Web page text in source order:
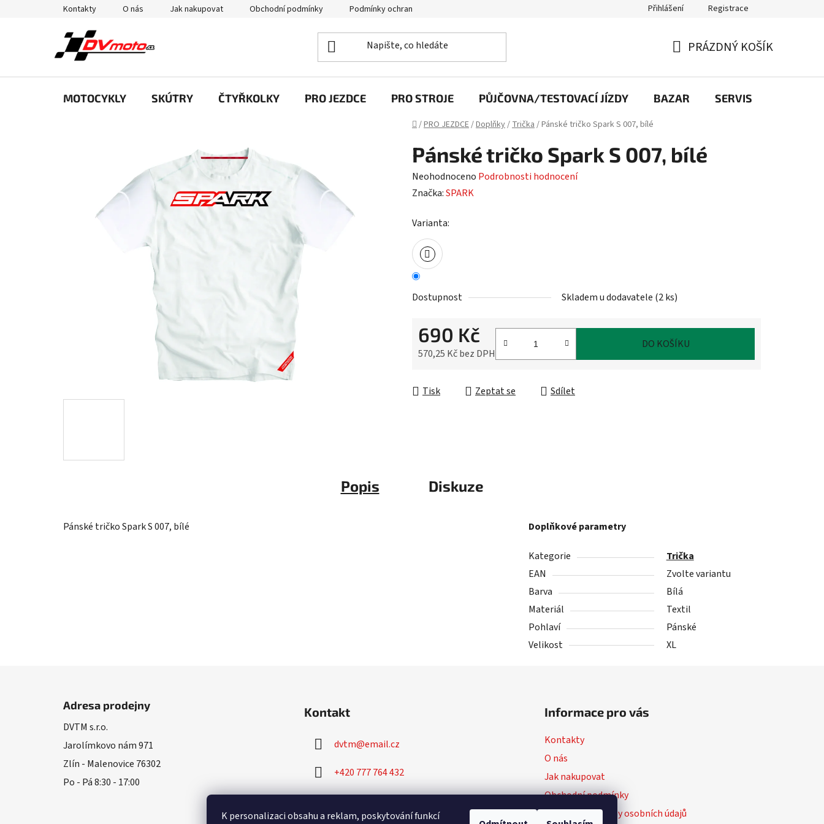
K personalizaci obsahu a reklam, poskytování funkcí
Kontakty O nás Jak nakupovat Obchodní podmínky Podmínky ochrany osobních údajů Přihlášení Registrace
KOŠÍK
PRÁZDNÝ KOŠÍK
MOTOCYKLY SKÚTRY ČTYŘKOLKY PRO JEZDCE PRO STROJE PŮJČOVNA/TESTOVACÍ JÍZDY BAZAR SERVIS
Domů
/PRO JEZDCE/Doplňky/Trička/Pánské tričko Spark S 007, bílé
Pánské tričko Spark S 007, bílé
Průměrné
hodnocení
je
0,0
z
5
hvězdiček.
Neohodnoceno Podrobnosti hodnocení
Značka:SPARK
Varianta:
Dostupnost Skladem u dodavatele (2 ks)
690 Kč
570,25 Kč bez DPH
DO KOŠÍKU
Tisk Zeptat se Sdílet
Popis Diskuze
Pánské tričko Spark S 007, bílé Doplňkové parametry
Kategorie
Trička
EAN
Zvolte variantu
Barva
Bílá
Materiál
Textil
Pohlaví
Pánské
Velikost
XL
Adresa prodejny
DVTM s.r.o.
Jarolímkovo nám 971
Zlín - Malenovice 76302
Po - Pá 8:30 - 17:00
Kontakt
dvtm@email.cz
+420 777 764 432
Informace pro vás
Kontakty
O nás
Jak nakupovat
Obchodní podmínky
Podmínky ochrany osobních údajů